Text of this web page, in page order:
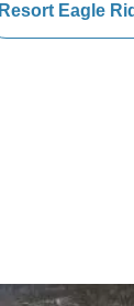
Resort Eagle